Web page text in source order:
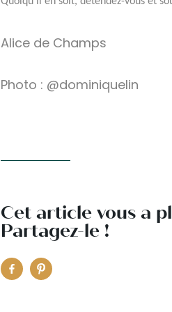
Alice de Champs
Photo : @dominiquelin
Cet article vous a
Partagez-le !